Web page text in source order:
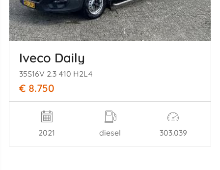
Iveco Daily
35S16V 2.3 410 H2L4
€ 8.750
2021 diesel 303.039